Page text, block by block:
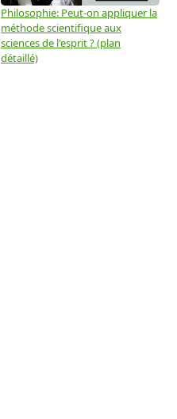
Philosophie: Peut-on appliquer la
méthode scientifique aux
sciences de l'esprit ? (plan
détaillé)